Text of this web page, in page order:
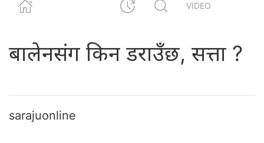
VIDEO
बालेनसंग किन डराउँछ, सत्ता ?
sarajuonline